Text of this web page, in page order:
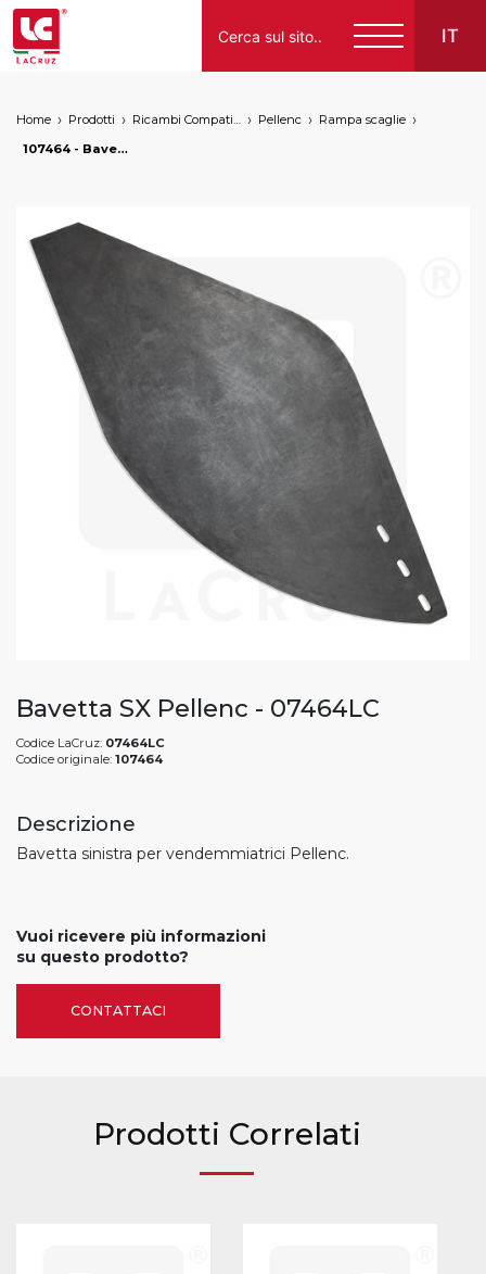
IT
Italiano
Home Prodotti Ricambi Compatibili per Vendemmiatrici a Marchio Pellenc
Rampa scaglie
107464 - Bavetta SX Pellenc, markets: []string{"A", "B", "AU"}
Bavetta SX Pellenc - 07464LC
Codice LaCruz: 07464LC
Codice originale: 107464
Descrizione
Bavetta sinistra per vendemmiatrici Pellenc.
Vuoi ricevere più informazioni
su questo prodotto?
CONTATTACI
Prodotti Correlati